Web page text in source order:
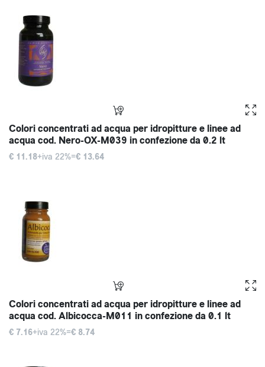
Colori concentrati ad acqua per idropitture e linee ad
acqua cod. Nero-OX-M039 in confezione da 0.2 lt
€ 11.18+iva 22%=€ 13.64
Colori concentrati ad acqua per idropitture e linee ad
acqua cod. Albicocca-M011 in confezione da 0.1 lt
€ 7.16+iva 22%=€ 8.74